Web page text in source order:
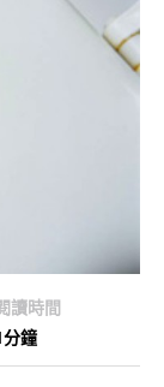
讀時間
分鐘